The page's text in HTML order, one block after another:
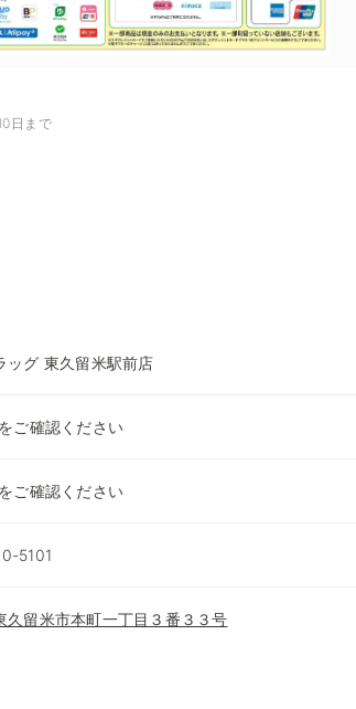
日まで
ッグ 東久留米駅前店
ご確認ください
ご確認ください
5101
久留米市本町一丁目３番３３号